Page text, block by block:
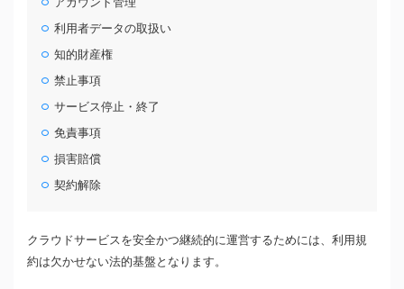
利用者データの取扱い
知的財産権
禁止事項
サービス停止・終了
免責事項
損害賠償
契約解除
クラウドサービスを安全かつ継続的に運営するためには、利用規
約は欠かせない法的基盤となります。